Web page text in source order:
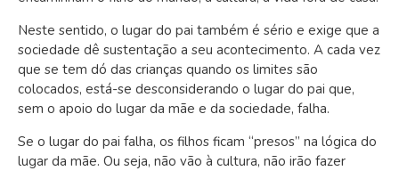
Neste sentido, o lugar do pai também é sério e exige que a
sociedade dê sustentação a seu acontecimento. A cada vez
que se tem dó das crianças quando os limites são
colocados, está-se desconsiderando o lugar do pai que,
sem o apoio do lugar da mãe e da sociedade, falha.
Se o lugar do pai falha, os filhos ficam “presos” na lógica do
lugar da mãe. Ou seja, não vão à cultura, não irão fazer